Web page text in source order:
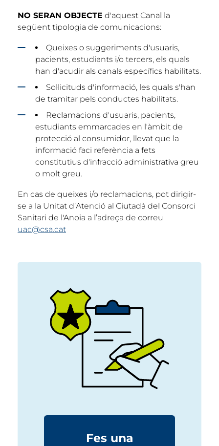
NO SERAN OBJECTE d'aquest Canal la
següent tipologia de comunicacions:
Queixes o suggeriments d'usuaris,
pacients, estudiants i/o tercers, els quals
han d'acudir als canals específics habilitats.
Sol·licituds d'informació, les quals s'han
de tramitar pels conductes habilitats.
Reclamacions d'usuaris, pacients,
estudiants emmarcades en l'àmbit de
protecció al consumidor, llevat que la
informació faci referència a fets
constitutius d'infracció administrativa greu
o molt greu.
En cas de queixes i/o reclamacions, pot dirigir-
se a la Unitat d’Atenció al Ciutadà del Consorci
Sanitari de l'Anoia a l’adreça de correu
uac@csa.cat
Fes una